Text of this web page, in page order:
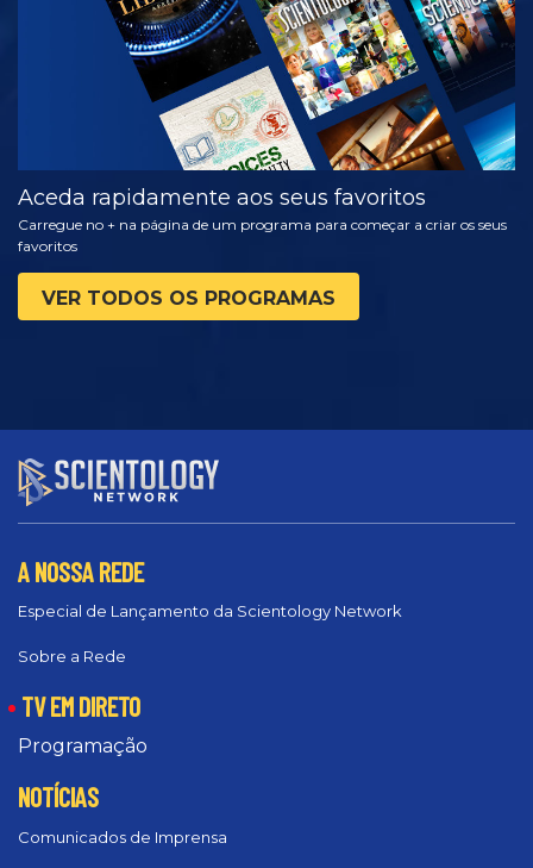
Aceda rapidamente aos seus favoritos
Carregue no + na página de um programa para começar a criar os seus
favoritos
VER TODOS OS PROGRAMAS
A NOSSA REDE
Especial de Lançamento da Scientology Network
Sobre a Rede
TV EM DIRETO
Programação
NOTÍCIAS
Comunicados de Imprensa